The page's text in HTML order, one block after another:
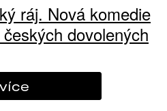
ráj. Nová komedie
dovolených
více